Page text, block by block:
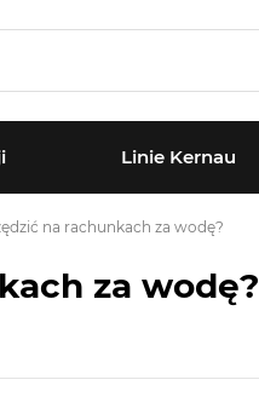
Linie Kernau
na rachunkach za wodę?
za wodę?